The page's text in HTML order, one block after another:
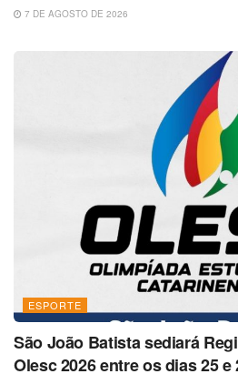
7 DE AGOSTO DE 2026
ESPORTE
São João Batista sediará
Olesc 2026 entre os dias 25